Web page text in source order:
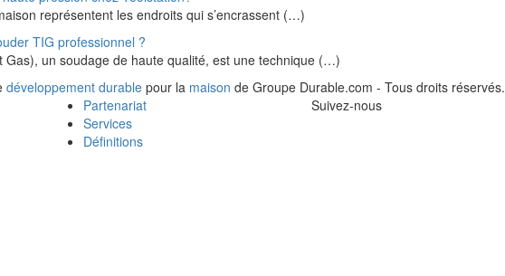
représentent les endroits qui s’encrassent (…)
TIG professionnel ?
Gas), un soudage de haute qualité, est une technique (…)
développement durable pour la maison de Groupe Durable.com - Tous droits réservés.
Partenariat
Services
Définitions
Suivez-nous